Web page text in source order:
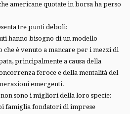
americane quotate in borsa ha perso
tre punti deboli:
hanno bisogno di un modello
è venuto a mancare per i mezzi di
principalmente a causa della
feroce e della mentalità del
emergenti.
sono i migliori della loro specie:
famiglia fondatori di imprese